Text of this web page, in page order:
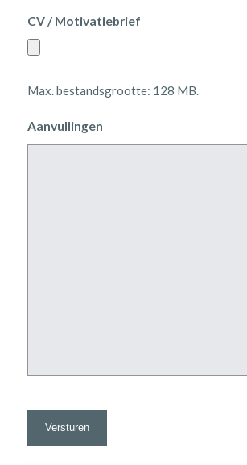
CV / Motivatiebrief
Max. bestandsgrootte: 128 MB.
Aanvullingen